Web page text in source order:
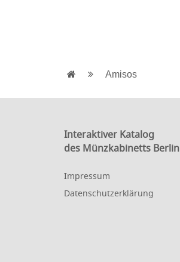
Amisos
Interaktiver Katalog
des Münzkabinetts Berlin
Impressum
Datenschutzerklärung